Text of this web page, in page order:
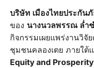
บริษัท เมืองไทยประกัน
ของ นางนวลพรรณ ล่ำ
กิจกรรมเผยแพร่งานวิ
ชุมชนคลองเตย ภายใต้
Equity and